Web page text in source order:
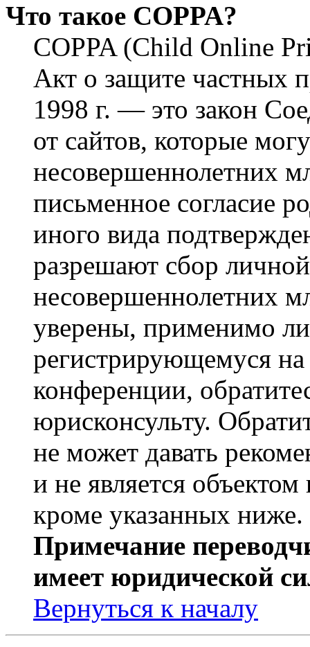
Что такое COPPA?
COPPA (Child Online
Акт о защите частных
1998 г. — это закон
от сайтов, которые
несовершеннолетних
письменное согласие
иного вида
разрешают сбор
несовершеннолетних
уверены, применимо
регистрирующемуся
конференции,
юрисконсульту.
не может давать
и не является
кроме указанных ниже.
Примечание
имеет юридической
Вернуться к началу